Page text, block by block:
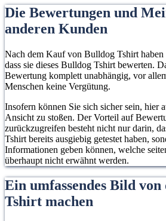
Die Bewertungen und
anderen Kunden
Nach dem Kauf von Bulldog Tshirt
dass sie dieses Bulldog Tshirt bewerten.
Bewertung komplett unabhängig, vor
Menschen keine Vergütung.
Insofern können Sie sich sicher sein, hier
Ansicht zu stoßen. Der Vorteil auf
zurückzugreifen besteht nicht nur darin,
Tshirt bereits ausgiebig getestet haben,
Informationen geben können, welche
überhaupt nicht erwähnt werden.
Ein umfassendes Bild
Tshirt machen